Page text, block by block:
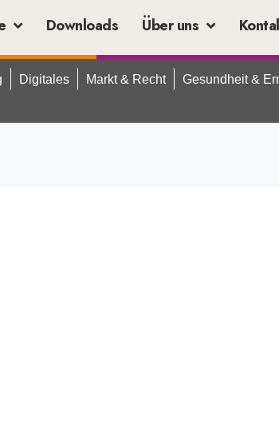
Downloads Über uns
Digitales Markt & Recht Gesundheit &